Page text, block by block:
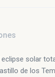
solar
de los